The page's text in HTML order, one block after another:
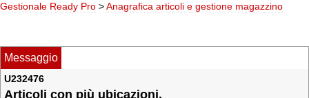
Gestionale Ready Pro >Anagrafica articoli e gestione magazzino
Messaggio
U232476
Articoli con più ubicazioni.